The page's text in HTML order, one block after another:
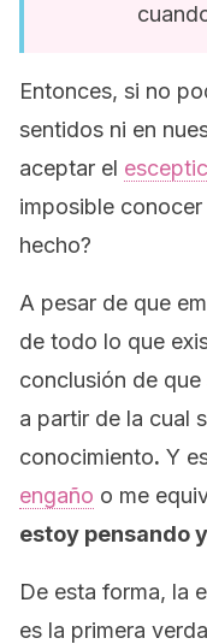
Entonces, si no
sentidos ni en
aceptar el
imposible
hecho?
A pesar de que
de todo lo que
conclusión de
a partir de la cual
conocimiento. Y
engaño o me
estoy pensando
De esta forma, la
es la primera